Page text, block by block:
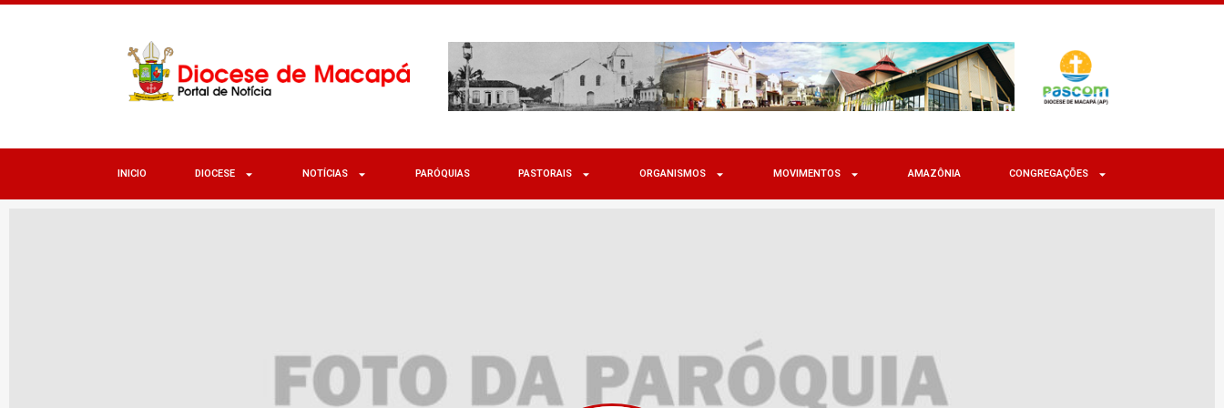
INICIO DIOCESE NOTÍCIAS PARÓQUIAS PASTORAIS ORGANISMOS MOVIMENTOS AMAZÔNIA CONGREGAÇÕES